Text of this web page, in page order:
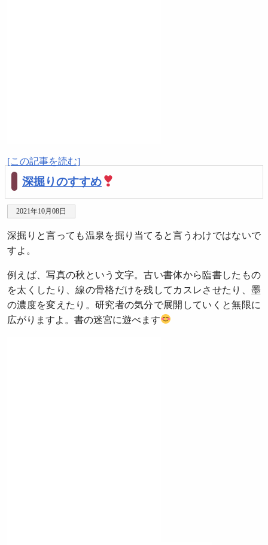
[この記事を読む]
深掘りのすすめ
2021年10月08日
深掘りと言っても温泉を掘り当てると言うわけではないで
すよ。
例えば、写真の秋という文字。古い書体から臨書したもの
を太くしたり、線の骨格だけを残してカスレさせたり、墨
の濃度を変えたり。研究者の気分で展開していくと無限に
広がりますよ。書の迷宮に遊べます